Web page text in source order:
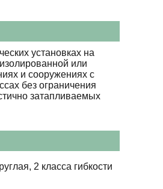
установках на
или
и сооружениях с
без ограничения
затапливаемых
2 класса гибкости